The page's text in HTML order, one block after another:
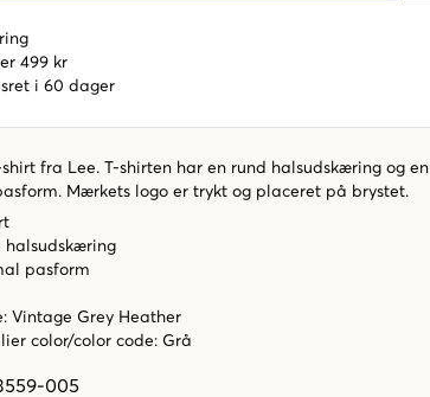
499 kr
i 60 dager
shirt fra Lee. T-shirten har en rund halsudskæring og en
Mærkets logo er trykt og placeret på brystet.
halsudskæring
pasform
Vintage Grey Heather
color/color code: Grå
005